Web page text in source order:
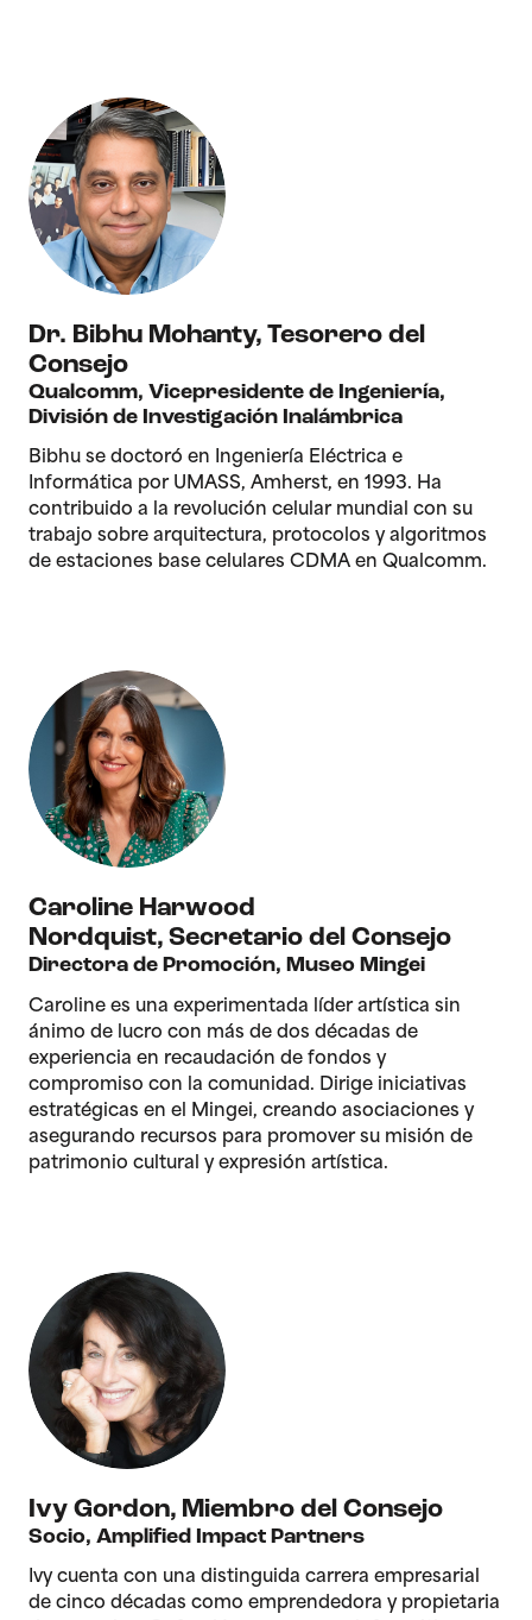
Dr. Bibhu Mohanty, Tesorero del
Consejo
Qualcomm, Vicepresidente de Ingeniería,
División de Investigación Inalámbrica
Bibhu se doctoró en Ingeniería Eléctrica e
Informática por UMASS, Amherst, en 1993. Ha
contribuido a la revolución celular mundial con su
trabajo sobre arquitectura, protocolos y algoritmos
de estaciones base celulares CDMA en Qualcomm.
Caroline Harwood
Nordquist, Secretario del Consejo
Directora de Promoción, Museo Mingei
Caroline es una experimentada líder artística sin
ánimo de lucro con más de dos décadas de
experiencia en recaudación de fondos y
compromiso con la comunidad. Dirige iniciativas
estratégicas en el Mingei, creando asociaciones y
asegurando recursos para promover su misión de
patrimonio cultural y expresión artística.
Ivy Gordon, Miembro del Consejo
Socio, Amplified Impact Partners
Ivy cuenta con una distinguida carrera empresarial
de cinco décadas como emprendedora y propietaria